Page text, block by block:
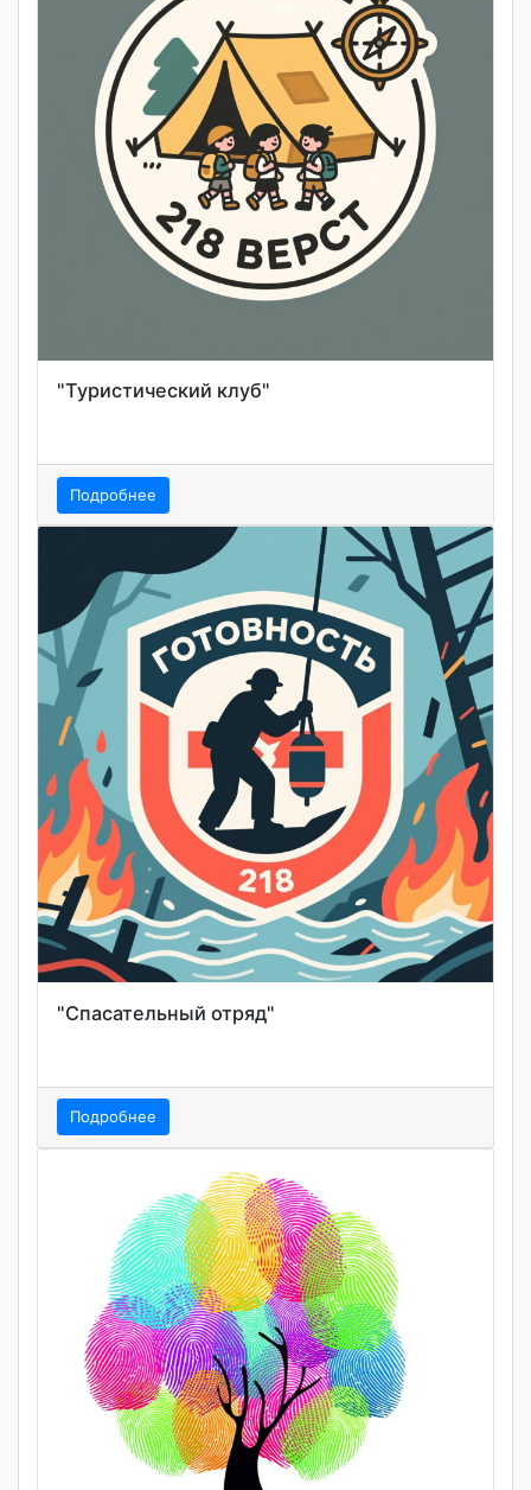
"Туристический клуб"
Подробнее
"Спасательный отряд"
Подробнее